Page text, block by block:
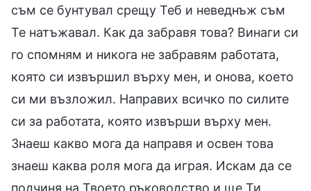
съм се бунтувал срещу Теб и неведнъж съм
Те натъжавал. Как да забравя това? Винаги си
го спомням и никога не забравям работата,
която си извършил върху мен, и онова, което
си ми възложил. Направих всичко по силите
си за работата, която извърши върху мен.
Знаеш какво мога да направя и освен това
знаеш каква роля мога да играя. Искам да се
подчиня на Твоето ръководство и ще Ти